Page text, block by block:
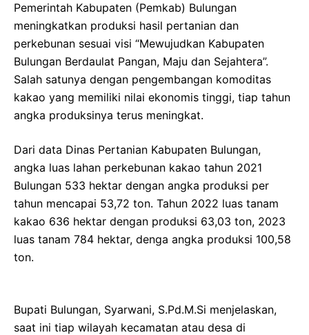
Pemerintah Kabupaten (Pemkab) Bulungan
meningkatkan produksi hasil pertanian dan
perkebunan sesuai visi “Mewujudkan Kabupaten
Bulungan Berdaulat Pangan, Maju dan Sejahtera”.
Salah satunya dengan pengembangan komoditas
kakao yang memiliki nilai ekonomis tinggi, tiap tahun
angka produksinya terus meningkat.
Dari data Dinas Pertanian Kabupaten Bulungan,
angka luas lahan perkebunan kakao tahun 2021
Bulungan 533 hektar dengan angka produksi per
tahun mencapai 53,72 ton. Tahun 2022 luas tanam
kakao 636 hektar dengan produksi 63,03 ton, 2023
luas tanam 784 hektar, denga angka produksi 100,58
ton.
Bupati Bulungan, Syarwani, S.Pd.M.Si menjelaskan,
saat ini tiap wilayah kecamatan atau desa di